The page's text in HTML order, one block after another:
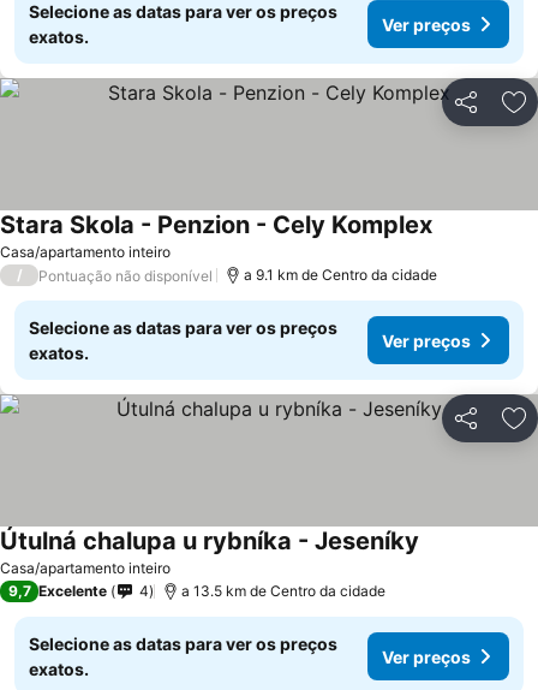
Selecione as datas para ver os preços
exatos.
Ver preços
Partilhar
Casa/apartamento inteiro
Stara Skola - Penzion - Cely KomplexVer preços
/ Pontuação não disponível a 9.1 km de Centro da cidade
Selecione as datas para ver os preços
exatos.
Ver preços
Partilhar
Casa/apartamento inteiro
Útulná chalupa u rybníka - Jeseníky
9,7 Excelente 4 a 13.5 km de Centro da cidade
Selecione as datas para ver os preços
exatos.
Ver preços